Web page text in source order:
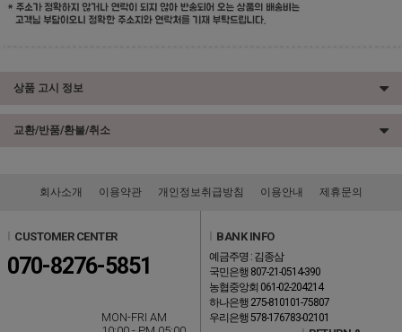
상품 고시 정보
교환/반품/환불/취소
회사소개 이용약관 개인정보취급방침 이용안내 제휴문의
CUSTOMER CENTER
070-8276-5851
MON-FRI AM
BANK INFO
예금주명 : 김종삼
국민은행 807-21-0514-390
농협중앙회 061-02-204214
하나은행 275-810101-75807
우리은행 578-176783-02101